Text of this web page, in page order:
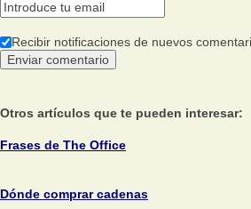
Recibir notificaciones de nuevos
Otros artículos que te pueden interesar:
Frases de The Office
Dónde comprar cadenas